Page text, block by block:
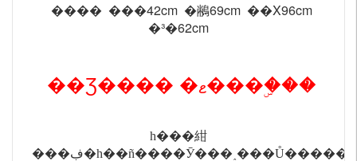
���� ���42cm �䳤69cm ��Χ96cm
�³�62cm
��Ʒ���� �ޱ���ۣ���
һ���紺
���ڣ�һ��ñ��